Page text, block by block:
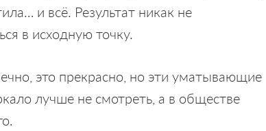
и всё. Результат никак не
в исходную точку.
это прекрасно, но эти уматывающие
лучше не смотреть, а в обществе